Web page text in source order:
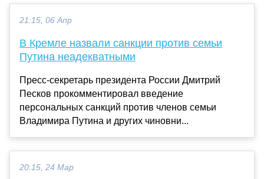
21:15, 06 Апр
В Кремле назвали санкции против семьи
Путина неадекватными
Пресс-секретарь президента России Дмитрий
Песков прокомментировал введение
персональных санкций против членов семьи
Владимира Путина и других чиновни...
20:15, 24 Мар